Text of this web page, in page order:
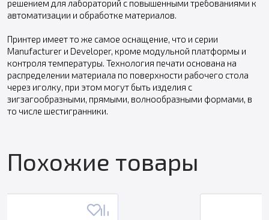
решением для лабораторий с повышенными требованиями к
автоматизации и обработке материалов.
Принтер имеет то же самое оснащение, что и серии
Manufacturer и Developer, кроме модульной платформы и
контроля температуры. Технология печати основана на
распределении материала по поверхности рабочего стола
через иголку, при этом могут быть изделия с
зигзагообразными, прямыми, волнообразными формами, в
то числе шестигранники.
Похожие товары